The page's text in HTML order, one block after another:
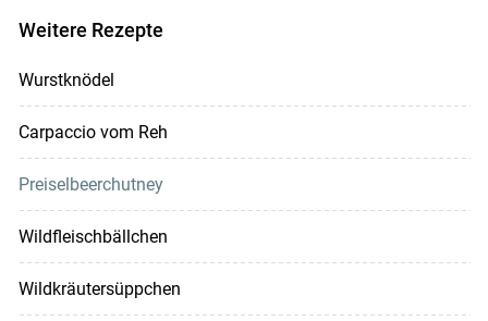
Weitere Rezepte
Wurstknödel
Carpaccio vom Reh
Preiselbeerchutney
Wildfleischbällchen
Wildkräutersüppchen